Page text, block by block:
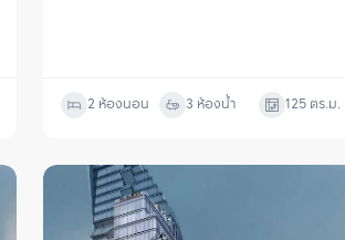
2 ห้องนอน 3 ห้องน้ำ 125 ตร.ม.